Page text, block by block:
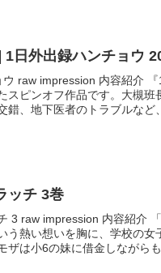
日外出録ハンチョウ
ウ raw impression 内容紹介
スピンオフ作品です。大槻
錯、地下医者のトラブルなど
ッチ 3巻
3 raw impression 内容紹介
う熱い想いを胸に、学校の
ザは小6の妹に借金しながら